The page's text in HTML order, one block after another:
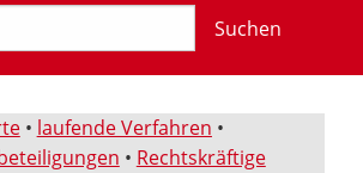
Suchen
• laufende Verfahren •
• Rechtskräftige